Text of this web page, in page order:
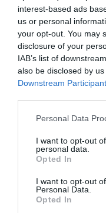
interest-based ads
us or personal
your opt-out. You may
disclosure of your
IAB’s list of
also be disclosed by
Downstream
Please note that this
not limited to your visit
grant or deny consent
use your data for
consent section.
Personal Data
I want to opt-out
personal data.
Opted In
I want to opt-out
Personal Data.
Opted In